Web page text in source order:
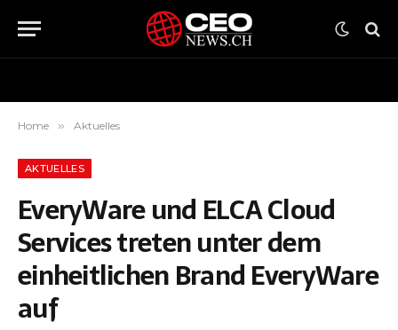
Home » Aktuelles
AKTUELLES
EveryWare und ELCA Cloud
Services treten unter dem
einheitlichen Brand EveryWare
auf